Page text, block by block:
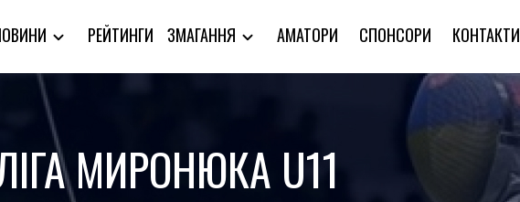
РЕЙТИНГИ ЗМАГАННЯ АМАТОРИ СПОНСОРИ КОНТАКТИ
МИРОНЮКА U11